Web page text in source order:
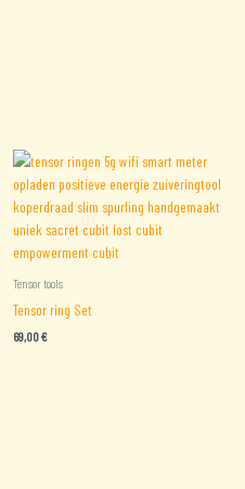
Tensor tools
Tensor ring Set
69,00€